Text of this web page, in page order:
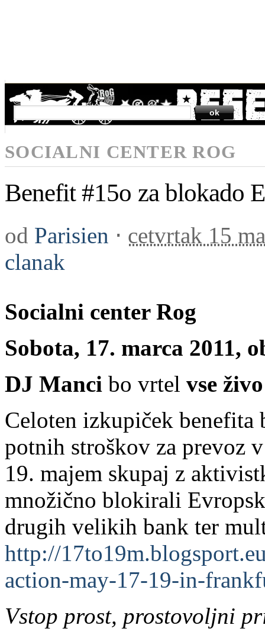
SEARCH
SOCIALNI CENTER ROG
Benefit #15o za blokado
od Parisien ⋅ cetvrtak 15
clanak
Socialni center Rog
Sobota, 17. marca 2011,
DJ Manci bo vrtel vse
Celoten izkupiček benefita
potnih stroškov za prevoz
19. majem skupaj z
množično blokirali
drugih velikih bank ter
http://
action-may-17-19-in-
Vstop prost, prostovoljni